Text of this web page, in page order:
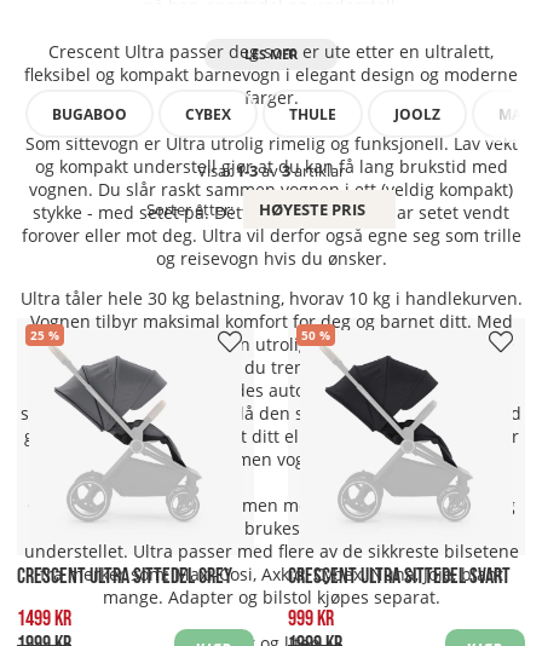
Crescent Ultra passer deg som er ute etter en ultralett,
fleksibel og kompakt barnevogn i elegant design og moderne
farger.
Som sittevogn er Ultra utrolig rimelig og funksjonell. Lav vekt
og kompakt understell gjør at du kan få lang brukstid med
vognen. Du slår raskt sammen vognen i ett (veldig kompakt)
stykke - med setet på. Dette uansett om du har setet vendt
forover eller mot deg. Ultra vil derfor også egne seg som trille
og reisevogn hvis du ønsker.
Ultra tåler hele 30 kg belastning, hvorav 10 kg i handlekurven.
Vognen tilbyr maksimal komfort for deg og barnet ditt. Med
sin fjærlette vekt er vognen utrolig fleksibel. Glem tungvinte
og tidkrevende steg, alt du trenger å gjøre er å trekke i
håndtaket og vognen foldes automatisk sammen på noen
sekunder. At du også kan slå den sammen med bare én hånd
gjør at du kan holde barnet ditt eller noe annet mens du slår
sammen vognen.
Crescent Ultra passer sammen med mange babybilstoler og
uansett merke. Disse kan brukes med adaptere direkte på
understellet. Ultra passer med flere av de sikkreste bilsetene
fra merker som: Maxi-Cosi, Axkid, Cybex, Nuna, Joie, blant
mange. Adapter og bilstol kjøpes separat.
BUGABOO CYBEX THULE JOOLZ
Visar1-3av3artiklar
Sorter etter:
HØYESTE PRIS
25
CRESCENT ULTRA SITTEDEL GREY
1499 kr
50
CRESCENT ULTRA SITTEDEL SVART
999 kr